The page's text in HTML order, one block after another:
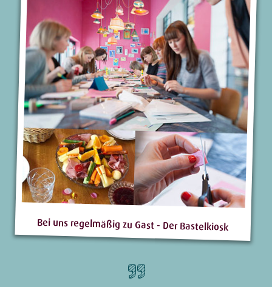
Bei uns regelmäßig zu Gast - Der Bastelkiosk